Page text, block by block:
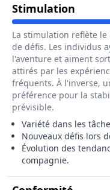
Stimulation Pour
La stimulation reflète
de défis. Les individus
l'aventure et aiment
attirés par les
fréquents. À l'inverse,
préférence pour la
prévisible.
Variété dans les
Nouveaux défis lors
Évolution des
compagnie.